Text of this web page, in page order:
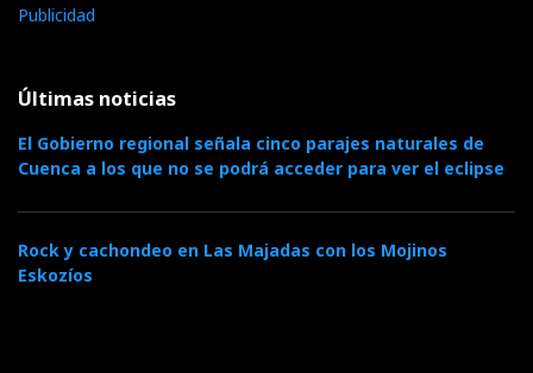
Publicidad
Últimas noticias
El Gobierno regional señala cinco parajes naturales de
Cuenca a los que no se podrá acceder para ver el eclipse
Rock y cachondeo en Las Majadas con los Mojinos
Eskozíos